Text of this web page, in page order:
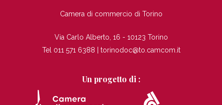
Camera di commercio di Torino
Via Carlo Alberto, 16 - 10123 Torino
Tel 011 571 6388 | torinodoc@to.camcom.it
Un progetto di :